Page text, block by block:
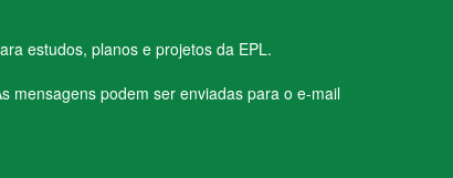
estudos, planos e projetos da EPL.
mensagens podem ser enviadas para o e-mail